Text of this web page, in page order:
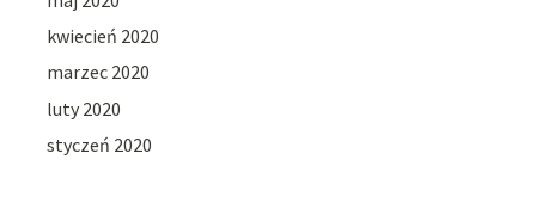
kwiecień 2020
marzec 2020
luty 2020
styczeń 2020